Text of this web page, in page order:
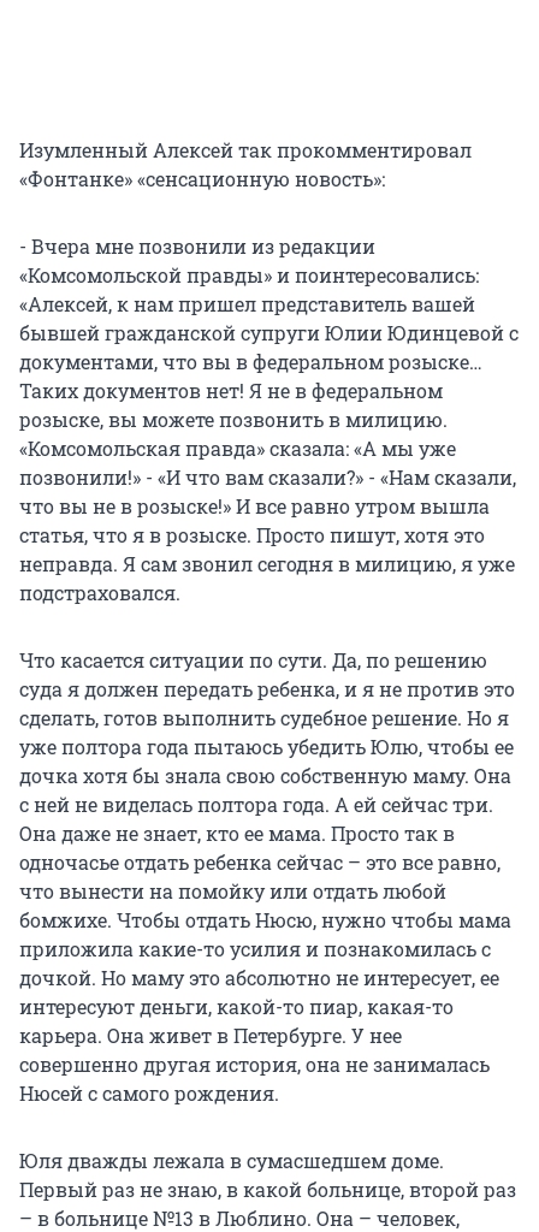
Изумленный Алексей так прокомментировал
«Фонтанке» «сенсационную новость»:
- Вчера мне позвонили из редакции
«Комсомольской правды» и поинтересовались:
«Алексей, к нам пришел представитель вашей
бывшей гражданской супруги Юлии Юдинцевой с
документами, что вы в федеральном розыске…
Таких документов нет! Я не в федеральном
розыске, вы можете позвонить в милицию.
«Комсомольская правда» сказала: «А мы уже
позвонили!» - «И что вам сказали?» - «Нам сказали,
что вы не в розыске!» И все равно утром вышла
статья, что я в розыске. Просто пишут, хотя это
неправда. Я сам звонил сегодня в милицию, я уже
подстраховался.
Что касается ситуации по сути. Да, по решению
суда я должен передать ребенка, и я не против это
сделать, готов выполнить судебное решение. Но я
уже полтора года пытаюсь убедить Юлю, чтобы ее
дочка хотя бы знала свою собственную маму. Она
с ней не виделась полтора года. А ей сейчас три.
Она даже не знает, кто ее мама. Просто так в
одночасье отдать ребенка сейчас – это все равно,
что вынести на помойку или отдать любой
бомжихе. Чтобы отдать Нюсю, нужно чтобы мама
приложила какие-то усилия и познакомилась с
дочкой. Но маму это абсолютно не интересует, ее
интересуют деньги, какой-то пиар, какая-то
карьера. Она живет в Петербурге. У нее
совершенно другая история, она не занималась
Нюсей с самого рождения.
Юля дважды лежала в сумасшедшем доме.
Первый раз не знаю, в какой больнице, второй раз
– в больнице №13 в Люблино. Она – человек,